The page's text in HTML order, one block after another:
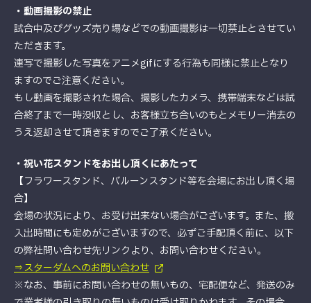
・動画撮影の禁止
試合中及びグッズ売り場などでの動画撮影は一切禁止とさせてい
ただきます。
連写で撮影した写真をアニメgifにする行為も同様に禁止となり
ますのでご注意ください。
もし動画を撮影された場合、撮影したカメラ、携帯端末などは試
合終了まで一時没収とし、お客様立ち合いのもとメモリー消去の
うえ返却させて頂きますのでご了承ください。
・祝い花スタンドをお出し頂くにあたって
【フラワースタンド、バルーンスタンド等を会場にお出し頂く場
合】
会場の状況により、お受け出来ない場合がございます。また、搬
入出時間にも定めがございますので、必ずご手配頂く前に、以下
の弊社問い合わせ先リンクより、お問い合わせください。
⇒スターダムへのお問い合わせ
※なお、事前にお問い合わせの無いもの、宅配便など、発送のみ